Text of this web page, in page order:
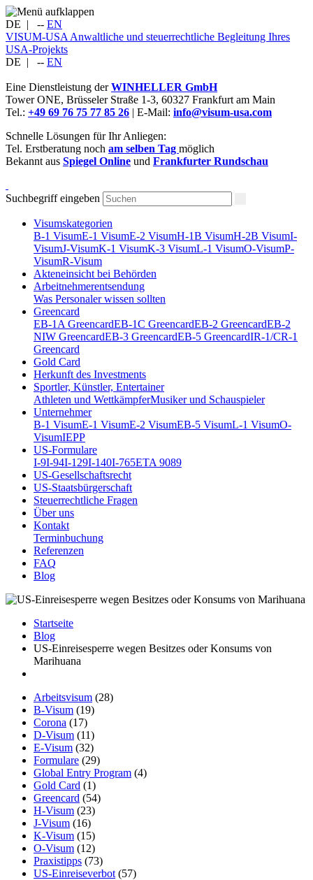
DE | -- EN
VISUM-USA Anwaltliche und steuerrechtliche Begleitung Ihres
USA-Projekts
DE | -- EN
Eine Dienstleistung derWINHELLER GmbH
Tower ONE, Brüsseler Straße 1-3, 60327 Frankfurt am Main
Tel.: +49 69 76 75 77 85 26 | E-Mail: info@visum-usa.com
Schnelle Lösungen für Ihr Anliegen:
Tel. Erstberatung noch am selben Tag möglich
Bekannt aus Spiegel Online und Frankfurter Rundschau
Suchbegriff eingeben
Visumskategorien
B-1 VisumE-1 VisumE-2 VisumH-1B VisumH-2B VisumI-
VisumJ-VisumK-1 VisumK-3 VisumL-1 VisumO-VisumP-
VisumR-Visum
Akteneinsicht bei Behörden
Arbeitnehmerentsendung
Was Personaler wissen sollten
Greencard
EB-1A GreencardEB-1C GreencardEB-2 GreencardEB-2
NIW GreencardEB-3 GreencardEB-5 GreencardIR-1/CR-1
Greencard
Gold Card
Herkunft des Investments
Sportler, Künstler, Entertainer
Athleten und WettkämpferMusiker und Schauspieler
Unternehmer
B-1 VisumE-1 VisumE-2 VisumEB-5 VisumL-1 VisumO-
VisumIEPP
US-Formulare
I-9I-94I-129I-140I-765ETA 9089
US-Gesellschaftsrecht
US-Staatsbürgerschaft
Steuerrechtliche Fragen
Über uns
Kontakt
Terminbuchung
Referenzen
FAQ
Blog
Startseite
Blog
US-Einreisesperre wegen Besitzes oder Konsums von
Marihuana
Arbeitsvisum (28)
B-Visum (19)
Corona (17)
D-Visum (11)
E-Visum (32)
Formulare (29)
Global Entry Program (4)
Gold Card (1)
Greencard (54)
H-Visum (23)
J-Visum (16)
K-Visum (15)
O-Visum (12)
Praxistipps (73)
US-Einreiseverbot (57)